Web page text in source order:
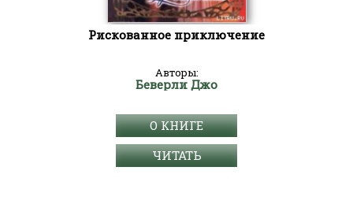
Рискованное приключение
Авторы:
Беверли Джо
О КНИГЕ
ЧИТАТЬ